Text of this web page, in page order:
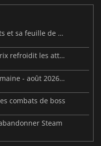
MARVEL Tōkon dévoile ses débuts et sa feuille de route
Steam Frame : une fuite sur le prix refroidit les attentes VR
Sorties de jeux vidéo de cette semaine - août 2026 (semaine 32)
combats de boss
Steam